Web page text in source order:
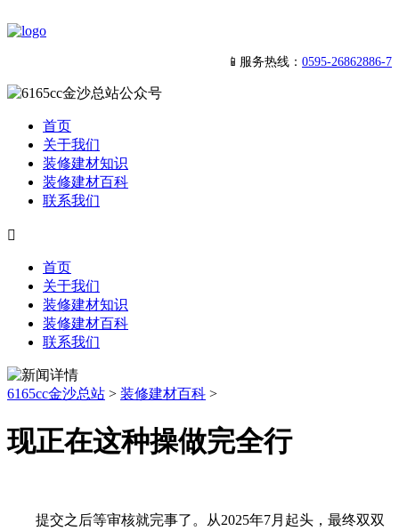
📱服务热线： 0595-26862886-7
首页
关于我们
装修建材知识
装修建材百科
联系我们

首页
关于我们
装修建材知识
装修建材百科
联系我们
6165cc金沙总站 > 装修建材百科 >
现正在这种操做完全行
提交之后等审核就完事了。从2025年7月起头，最终双双